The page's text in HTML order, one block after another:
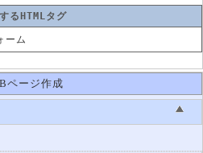
るHTMLタグ
ーム
ページ作成